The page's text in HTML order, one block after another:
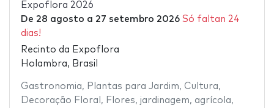
Expoflora 2026
De 28 agosto a 27 setembro 2026 Só faltan 24
dias!
Recinto da Expoflora
Holambra, Brasil
Gastronomia, Plantas para Jardim, Cultura,
Decoração Floral , Flores, jardinagem, agrícola,